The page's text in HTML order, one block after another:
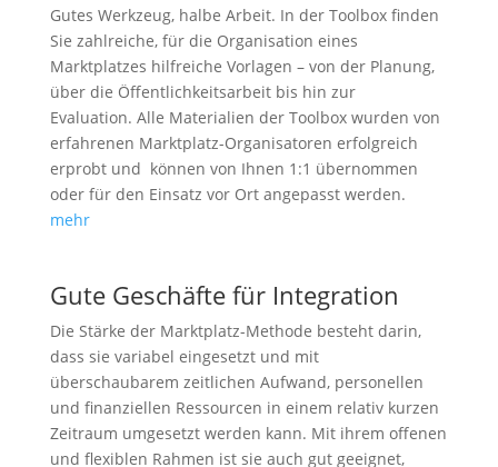
Gutes Werkzeug, halbe Arbeit. In der Toolbox finden
Sie zahlreiche, für die Organisation eines
Marktplatzes hilfreiche Vorlagen – von der Planung,
über die Öffentlichkeitsarbeit bis hin zur
Evaluation. Alle Materialien der Toolbox wurden von
erfahrenen Marktplatz-Organisatoren erfolgreich
erprobt und können von Ihnen 1:1 übernommen
oder für den Einsatz vor Ort angepasst werden.
mehr
Gute Geschäfte für Integration
Die Stärke der Marktplatz-Methode besteht darin,
dass sie variabel eingesetzt und mit
überschaubarem zeitlichen Aufwand, personellen
und finanziellen Ressourcen in einem relativ kurzen
Zeitraum umgesetzt werden kann. Mit ihrem offenen
und flexiblen Rahmen ist sie auch gut geeignet,